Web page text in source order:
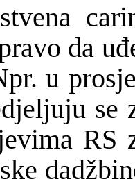
da uđ
u
se
RS
dadž